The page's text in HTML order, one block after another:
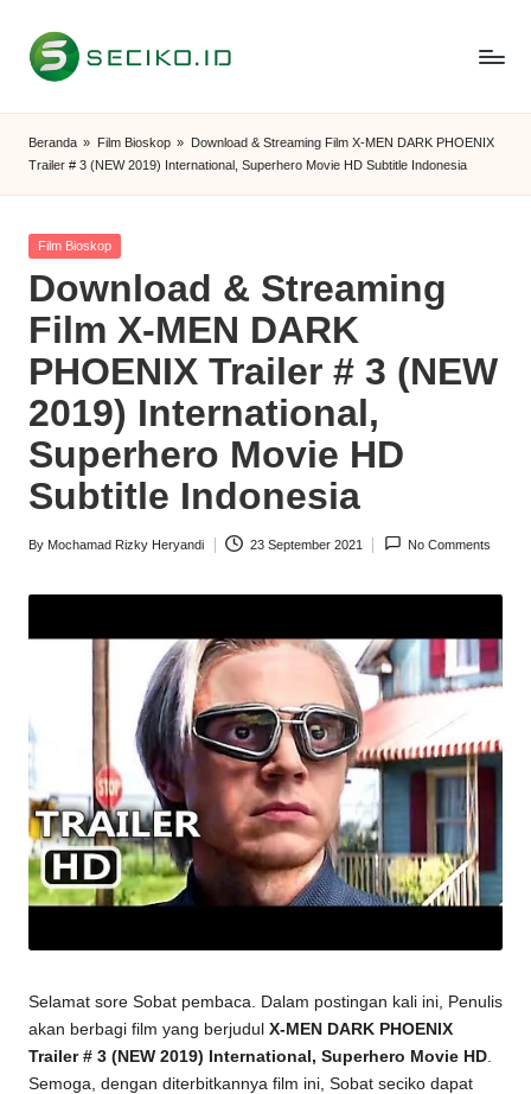
Skip
S
e
c
i
k
o
I
D
Beranda » Film Bioskop » Download & Streaming Film X-MEN DARK PHOENIX
Trailer # 3 (NEW 2019) International, Superhero Movie HD Subtitle Indonesia
Posted
Film Bioskop
Download & Streaming
Film X-MEN DARK
PHOENIX Trailer # 3 (NEW
2019) International,
Superhero Movie HD
Subtitle Indonesia
Posted
By Mochamad Rizky Heryandi 23 September 2021 No Comments
Selamat sore Sobat pembaca. Dalam postingan kali ini, Penulis
akan berbagi film yang berjudul X-MEN DARK PHOENIX
Trailer # 3 (NEW 2019) International, Superhero Movie HD.
Semoga, dengan diterbitkannya film ini, Sobat seciko dapat